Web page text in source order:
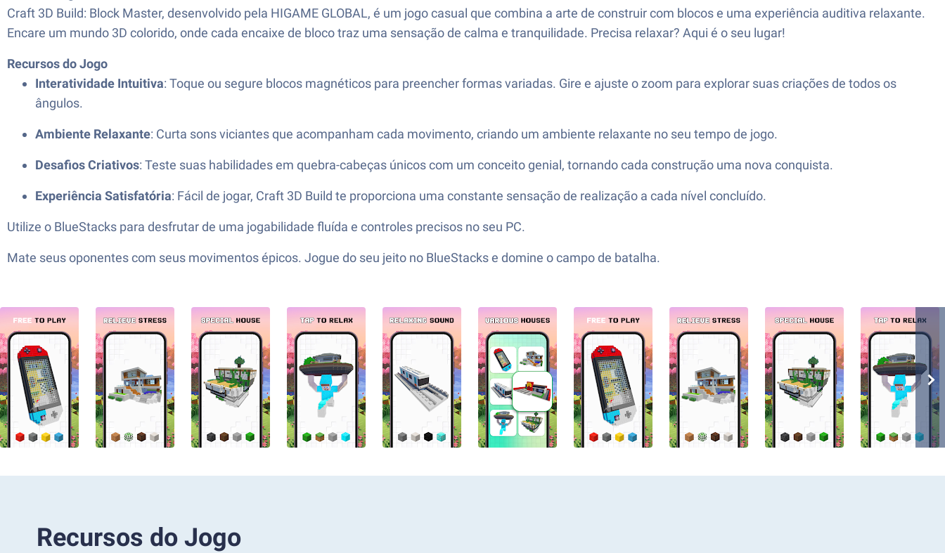
Craft 3D Build: Block Master, desenvolvido pela HIGAME GLOBAL, é um jogo casual que combina a arte de construir com blocos e uma experiência auditiva relaxante.
Encare um mundo 3D colorido, onde cada encaixe de bloco traz uma sensação de calma e tranquilidade. Precisa relaxar? Aqui é o seu lugar!
Recursos do Jogo
Interatividade Intuitiva: Toque ou segure blocos magnéticos para preencher formas variadas. Gire e ajuste o zoom para explorar suas criações de todos os
ângulos.
Ambiente Relaxante: Curta sons viciantes que acompanham cada movimento, criando um ambiente relaxante no seu tempo de jogo.
Desafios Criativos: Teste suas habilidades em quebra-cabeças únicos com um conceito genial, tornando cada construção uma nova conquista.
Experiência Satisfatória: Fácil de jogar, Craft 3D Build te proporciona uma constante sensação de realização a cada nível concluído.
Utilize o BlueStacks para desfrutar de uma jogabilidade fluída e controles precisos no seu PC.
Mate seus oponentes com seus movimentos épicos. Jogue do seu jeito no BlueStacks e domine o campo de batalha.
Recursos do Jogo